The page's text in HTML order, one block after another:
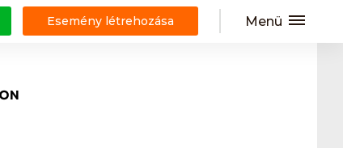
Esemény létrehozása Menü